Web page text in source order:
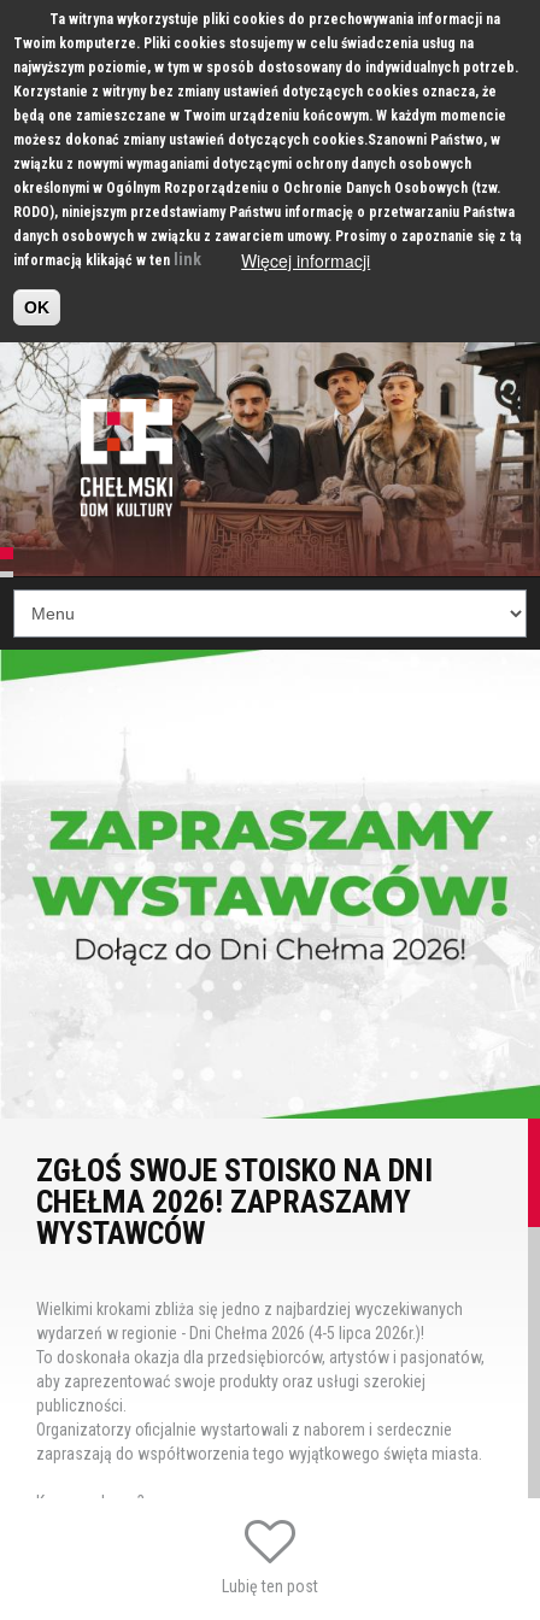
Ta witryna wykorzystuje pliki cookies do przechowywania informacji na
Twoim komputerze. Pliki cookies stosujemy w celu świadczenia usług na
najwyższym poziomie, w tym w sposób dostosowany do indywidualnych potrzeb.
Korzystanie z witryny bez zmiany ustawień dotyczących cookies oznacza, że
będą one zamieszczane w Twoim urządzeniu końcowym. W każdym momencie
możesz dokonać zmiany ustawień dotyczących cookies.Szanowni Państwo, w
związku z nowymi wymaganiami dotyczącymi ochrony danych osobowych
określonymi w Ogólnym Rozporządzeniu o Ochronie Danych Osobowych (tzw.
RODO), niniejszym przedstawiamy Państwu informację o przetwarzaniu Państwa
danych osobowych w związku z zawarciem umowy. Prosimy o zapoznanie się z tą
informacją klikająć w ten link Więcej informacji
OK
ZGŁOŚ SWOJE STOISKO NA DNI
CHEŁMA 2026! ZAPRASZAMY
WYSTAWCÓW
Wielkimi krokami zbliża się jedno z najbardziej wyczekiwanych
wydarzeń w regionie - Dni Chełma 2026 (4-5 lipca 2026r.)!
To doskonała okazja dla przedsiębiorców, artystów i pasjonatów,
aby zaprezentować swoje produkty oraz usługi szerokiej
publiczności.
Organizatorzy oficjalnie wystartowali z naborem i serdecznie
zapraszają do współtworzenia tego wyjątkowego święta miasta.
Kogo szukamy?
Strefa wystawiennicza jest otwarta na różnorodność.
Jeśli oferujesz unikalne produkty, to miejsce idealne dla Ciebie.
Poszukiwani są przede wszystkim:
Lubię ten post